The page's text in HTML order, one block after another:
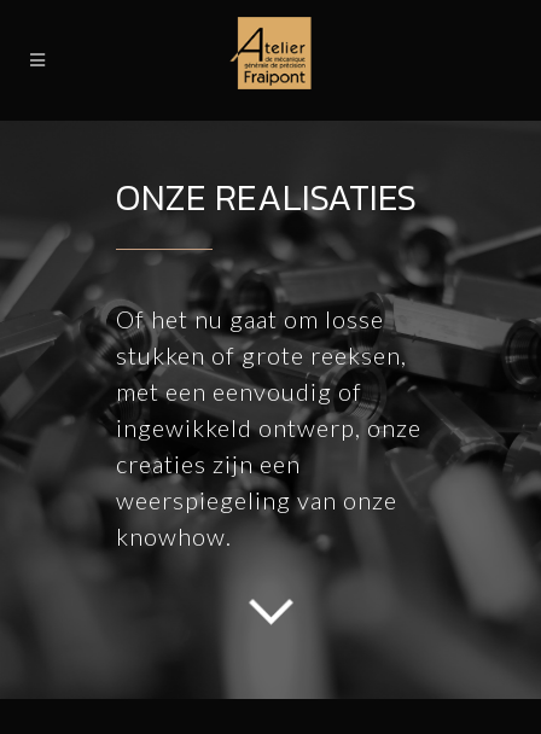
ONZE REALISATIES
Of het nu gaat om losse
stukken of grote reeksen,
met een eenvoudig of
ingewikkeld ontwerp, onze
creaties zijn een
weerspiegeling van onze
knowhow.